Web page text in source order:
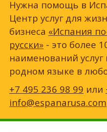
Нужна помощь в
Центр услуг для
бизнеса «Испания
русски» - это более
наименований услуг
родном языке в
+7 495 236 98 99 или
info@espanarusa.com